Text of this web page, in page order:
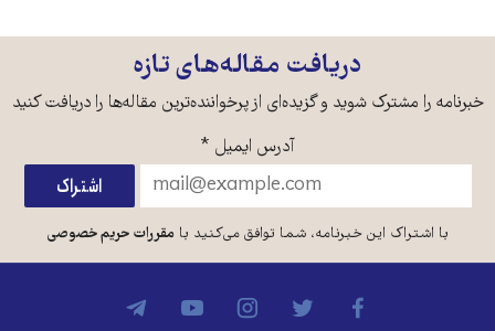
دریافت مقاله‌های تازه
خبرنامه را مشترک شوید و گزیده‌ای از پرخواننده‌ترین مقاله‌ها را دریافت کنید
آدرس ایمیل *
با اشتراک این خبرنامه، شما توافق می‌کنید بامقررات حریم خصوصی